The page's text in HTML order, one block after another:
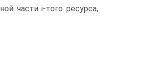
части i-того ресурса,